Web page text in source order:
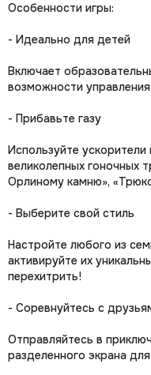
Особенности игры:
- Идеально для детей
Включает
возможности
- Прибавьте газу
Используйте
великолепных гоночных
Орлиному камню»,
- Выберите свой стиль
Настройте любого из
активируйте их
перехитрить!
- Соревнуйтесь с
Отправляйтесь в
разделенного экрана